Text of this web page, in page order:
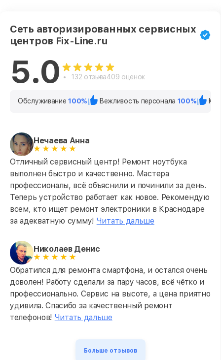
Сеть авторизированных сервисных
центров Fix-Line.ru
5.0 132 отзыва409 оценок
Обслуживание100% Вежливость персонала 100%
Нечаева Анна
Отличный сервисный центр! Ремонт ноутбука
выполнен быстро и качественно. Мастера
профессионалы, всё объяснили и починили за день.
Теперь устройство работает как новое. Рекомендую
всем, кто ищет ремонт электроники в Краснодаре
за адекватную сумму! Читать дальше
Николаев Денис
Обратился для ремонта смартфона, и остался очень
доволен! Работу сделали за пару часов, всё чётко и
профессионально. Сервис на высоте, а цена приятно
удивила. Спасибо за качественный ремонт
телефонов! Читать дальше
Больше отзывов